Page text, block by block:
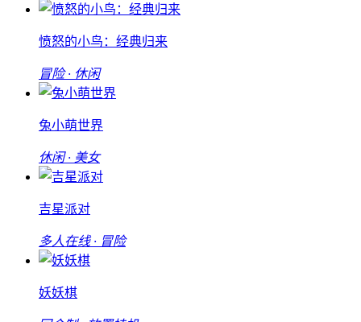
愤怒的小鸟：经典归来
冒险 · 休闲
兔小萌世界
休闲 · 美女
吉星派对
多人在线 · 冒险
妖妖棋